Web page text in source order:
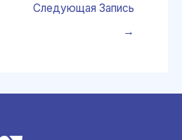
Следующая Запись
→